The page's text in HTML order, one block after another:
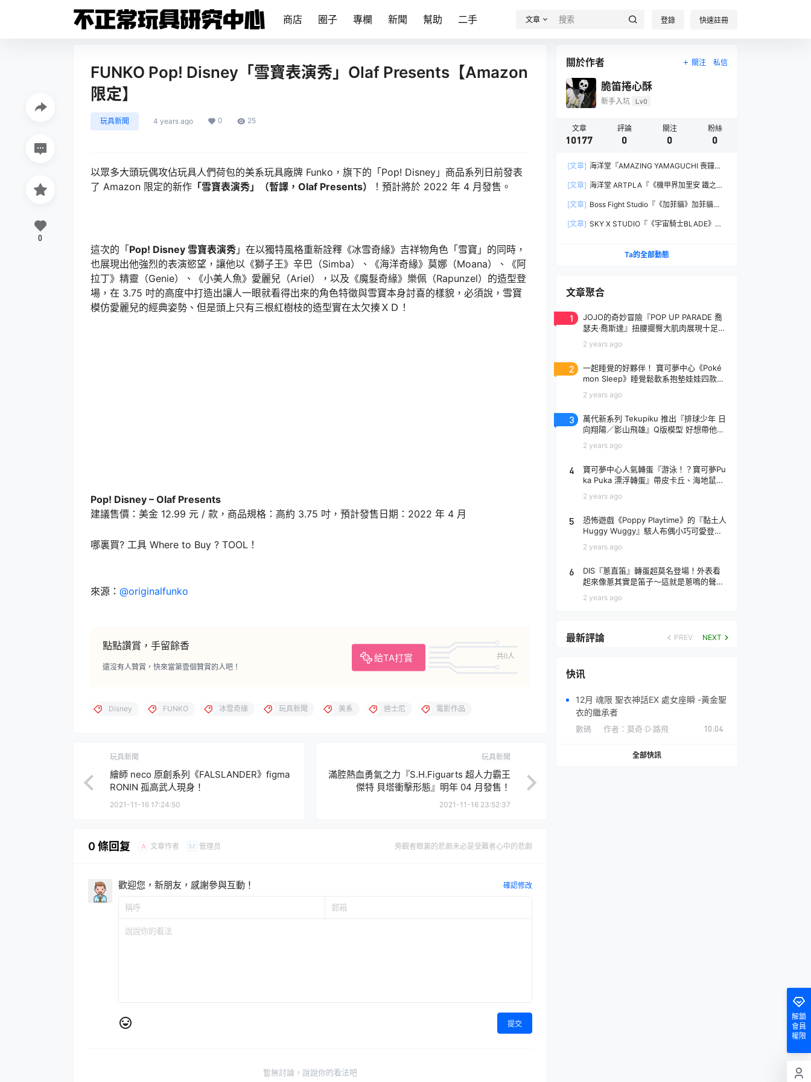
商店 圈子 專欄 新聞 幫助 二手 文章 登錄 快速註冊
FUNKO Pop! Disney「雪寶表演秀」Olaf Presents【Amazon
限定】
玩具新聞 4 years ago 0 25
以眾多大頭玩偶攻佔玩具人們荷包的美系玩具廠牌 Funko，旗下的「Pop! Disney」商品系列日前發表
了 Amazon 限定的新作 「雪寶表演秀」（暫譯，Olaf Presents） ！預計將於 2022 年 4 月發售。
這次的「Pop! Disney 雪寶表演秀 」在以獨特風格重新詮釋《冰雪奇緣》吉祥物角色「雪寶」的同時，
也展現出他強烈的表演慾望，讓他以《獅子王》辛巴（Simba）、《海洋奇緣》莫娜（Moana）、《阿
拉丁》精靈（Genie）、《小美人魚》愛麗兒（Ariel），以及《魔髮奇緣》樂佩（Rapunzel）的造型登
場，在 3.75 吋的高度中打造出讓人一眼就看得出來的角色特徵與雪寶本身討喜的樣貌，必須說，雪寶
模仿愛麗兒的經典姿勢、但是頭上只有三根紅樹枝的造型實在太欠揍ＸＤ！
Pop! Disney – Olaf Presents
建議售價：美金 12.99 元 / 款，商品規格：高約 3.75 吋，預計發售日期：2022 年 4 月
哪裏買? 工具 Where to Buy ? TOOL！
來源： @originalfunko
點點讚賞，手留餘香
給TA打賞 共0人
還沒有人贊賞，快來當第壹個贊賞的人吧！
0
Disney FUNKO 冰雪奇緣 玩具新聞 美系 迪士尼 電影作品
玩具新聞
繪師 neco 原創系列《FALSLANDER》figma
RONIN 孤高武人現身！
2021-11-16 17:24:50
玩具新聞
滿腔熱血勇氣之力『S.H.Figuarts 超人力霸王
傑特 貝塔衝擊形態』明年 04 月發售！
2021-11-16 23:52:37
0 條回复 A 文章作者 M 管理员 旁觀者眼裏的悲劇未必是受難者心中的悲劇
歡迎您，新朋友，感謝參與互動！ 確認修改
提交
暫無討論，說說你的看法吧
關於作者 關注 私信
脆笛捲心酥
新手入坑 Lv0
文章
10177
評論
0
關注
0
粉絲
0
[文章] 海洋堂『AMAZING YAMAGUCHI 喪鐘
之刃與大魄力火焰特效！
[文章] 海洋堂 ARTPLA『《機甲界加里安 鐵之紋
規再現！
[文章] Boss Fight Studio『《加菲貓》加菲貓
受到的龐大份量！
[文章] SKY X STUDIO『《宇宙騎士BLADE》
Ta的全部動態
文章聚合
1
JOJO的奇妙冒險『POP UP PARADE 喬
瑟夫‧喬斯達』扭腰擺臀大肌肉展現十足騷
2 years ago
2
一起睡覺的好夥伴！ 寶可夢中心《Poké
mon Sleep》睡覺鬆軟系抱墊娃娃四款登
2 years ago
3
萬代新系列 Tekupiku 推出『排球少年 日
向翔陽／影山飛雄』Q版模型 好想帶他出
2 years ago
4
寶可夢中心人氣轉蛋『游泳！？寶可夢Pu
ka Puka 漂浮轉蛋』帶皮卡丘、海地鼠去
2 years ago
5
恐怖遊戲《Poppy Playtime》的『黏土人
Huggy Wuggy』駭人布偶小巧可愛登
2 years ago
6
DIS『蔥直笛』轉蛋超莫名登場！外表看
起來像蔥其實是笛子～這就是蔥鳴的聲音
2 years ago
最新評論 PREV NEXT
快讯
12月 魂限 聖衣神話EX 處女座瞬 -黃金聖
衣的繼承者
數碼 作者： 莫奇·D·路飛 10:04
全部快訊
解鎖
會員
權限